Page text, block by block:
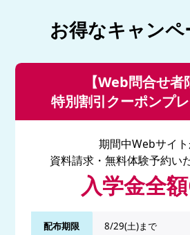
お得なキャンペ
【Web問合せ者
特別割引クーポンプ
期間中Webサイ
資料請求・無料体験予約い
入学金全
配布期限 8/29(土)まで